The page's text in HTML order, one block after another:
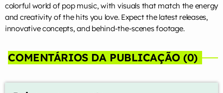
Interviews
Music Industry
Releases
Trends
colorful world of pop music, with visuals that match the energy
and creativity of the hits you love. Expect the latest releases,
innovative concepts, and behind-the-scenes footage.
COMENTÁRIOS DA PUBLICAÇÃO (0)